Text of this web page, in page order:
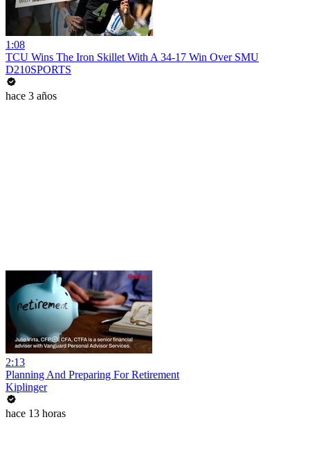
1:08
TCU Wins The Iron Skillet With A 34-17 Win Over SMU
D210SPORTS
hace 3 años
2:13
Planning And Preparing For Retirement
Kiplinger
hace 13 horas